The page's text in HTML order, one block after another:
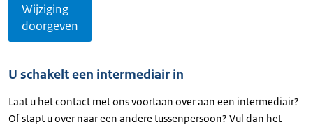
Wijziging
doorgeven
U schakelt een intermediair in
Laat u het contact met ons voortaan over aan een intermediair?
Of stapt u over naar een andere tussenpersoon? Vul dan het